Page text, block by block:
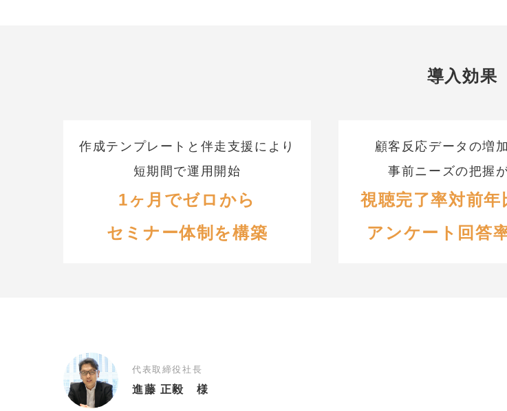
導入効果
作成テンプレートと伴走支援により
短期間で運用開始
1ヶ月でゼロから
セミナー体制を構築
顧客反応データの増
事前ニーズの把握
視聴完了率対前年
アンケート回答
代表取締役社長
進藤 正毅 様